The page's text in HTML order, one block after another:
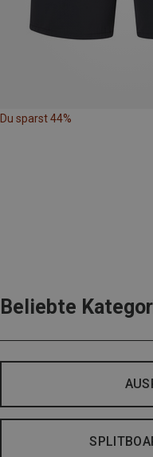
Du sparst 44%
Beliebte